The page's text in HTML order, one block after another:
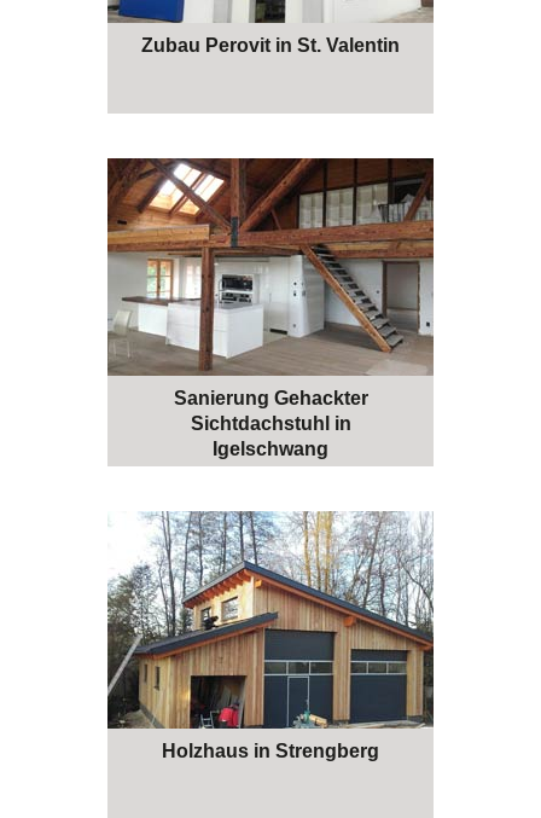
Zubau Perovit in St. Valentin
Sanierung Gehackter
Sichtdachstuhl in
Igelschwang
Holzhaus in Strengberg